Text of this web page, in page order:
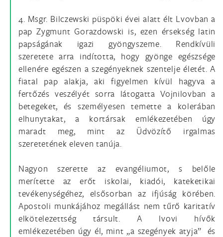
4. Msgr. Bilczewski püspöki évei alatt élt Lvovban a
pap Zygmunt Gorazdowski is, ezen érsekség latin
papságának igazi gyöngyszeme. Rendkívüli
szeretete arra indította, hogy gyönge egészsége
ellenére egészen a szegényeknek szentelje életét. A
fiatal pap alakja, aki figyelmen kívül hagyva a
fertőzés veszélyét sorra látogatta Vojnilovban a
betegeket, és személyesen temette a kolerában
elhunytakat, a kortársak emlékezetében úgy
maradt meg, mint az Üdvözítő irgalmas
szeretetének eleven tanúja.
Nagyon szerette az evangéliumot, s belőle
merítette az erőt iskolai, kiadói, kateketikai
tevékenységéhez, elsősorban az ifjúság körében.
Apostoli munkájához megállást nem tűrő karitatív
elkötelezettség társult. A lvovi hívők
emlékezetében úgy él, mint „a szegények atyja” és